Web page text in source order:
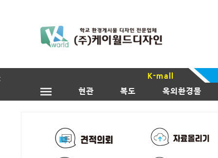
K-mall
현관
복도 옥외환경물